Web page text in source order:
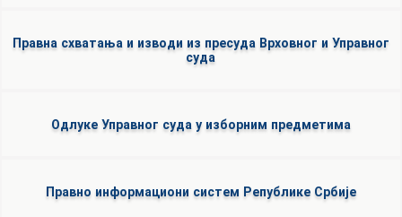
Правна схватања и изводи из пресуда Врховног и Управног
суда
Одлуке Управног суда у изборним предметима
Правно информациони систем Републике Србије